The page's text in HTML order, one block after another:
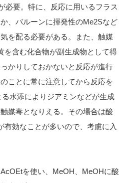
必要。特に、反応に用いるフラス
、バルーンに揮発性のMe2Sなど
を配る必要がある。また、触媒
を含む化合物が副生成物として得
かりしておかないと反応が進行
ことに常に注意してから反応を
水添によりジアミンなどが生成
媒毒となりえる。その場合は酸
有効なことが多いので、考慮に入
を使い、MeOH、MeOHに酸